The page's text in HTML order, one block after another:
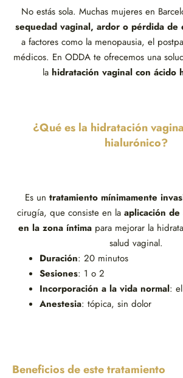
No estás sola. Muchas mujeres en
sequedad vaginal, ardor o pérdida de
a factores como la menopausia, el
médicos. En ODDA te ofrecemos una
la hidratación vaginal con ácido
¿Qué es la hidratación
hialurónico?
Es un tratamiento mínimamente
cirugía, que consiste en la aplicación
en la zona íntimapara mejorar la
salud vaginal.
Duración: 20 minutos
Sesiones: 1 o 2
Incorporación a la vida normal:
Anestesia: tópica, sin dolor
Beneficios de este tratamiento